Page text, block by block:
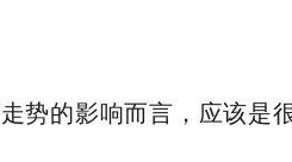
势的影响而言，应该是